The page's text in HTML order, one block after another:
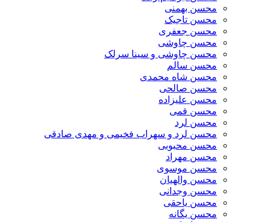
محسن بهمنی
محسن تاجیک
محسن جعفری
محسن چاوشی
محسن چاوشی و سینا سرلک
محسن سالم
محسن شاه محمدی
محسن صالحی
محسن علیزاده
محسن قمی
محسن لرد
محسن لرد و سهراب فخیمی و مهدی صادقی
محسن محبوبی
محسن مهراد
محسن موسوی
محسن والهیان
محسن وجدانی
محسن یاحقی
محسن یگانه